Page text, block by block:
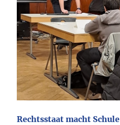
Rechtsstaat macht Schule